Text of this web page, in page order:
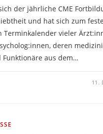
der jährliche CME
und hat sich zum
Terminkalender vieler
deren
Funktionäre aus dem…
11.